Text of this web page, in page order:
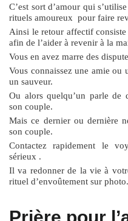
C’est sort d’amour qui
rituels amoureux pour faire
Ainsi le retour affectif
afin de l’aider à revenir à la
Vous en avez marre des
Vous connaissez une amie
un sauveur.
Ou alors quelqu’un parle de
son couple.
Mais ce dernier ou dernière
son couple.
Contactez rapidement le
sérieux .
Il va redonner de la vie à
rituel d’envoûtement sur photo.